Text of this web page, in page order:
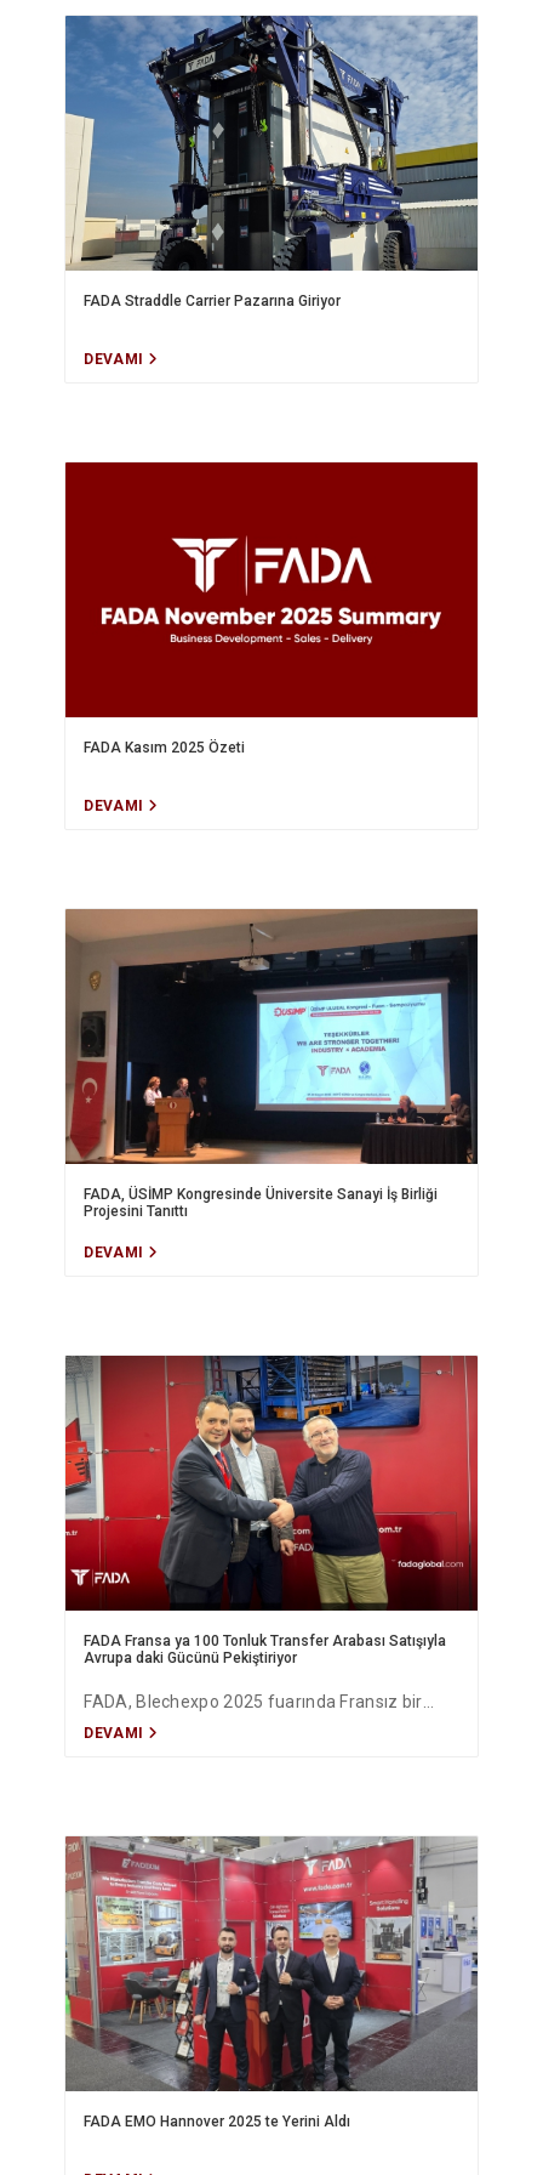
FADA Straddle Carrier Pazarına Giriyor
DEVAMI
FADA Kasım 2025 Özeti
DEVAMI
FADA, ÜSİMP Kongresinde Üniversite Sanayi İş Birliği
Projesini Tanıttı
DEVAMI
FADA Fransa ya 100 Tonluk Transfer Arabası Satışıyla
Avrupa daki Gücünü Pekiştiriyor
FADA, Blechexpo 2025 fuarında Fransız bir
üreticiyle 100 tonluk özel tasarım transfer
DEVAMI
FADA EMO Hannover 2025 te Yerini Aldı